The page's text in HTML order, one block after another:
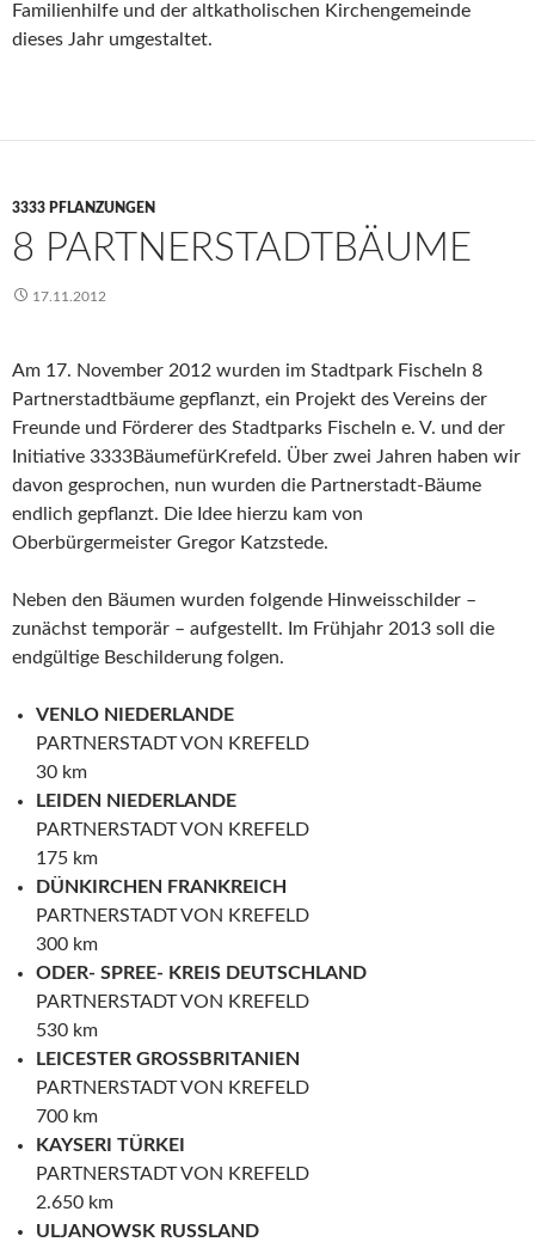
Familienhilfe und der altkatholischen Kirchengemeinde
dieses Jahr umgestaltet.
3333 PFLANZUNGEN
8 PARTNERSTADTBÄUME
17.11.2012
Am 17. November 2012 wurden im Stadtpark Fischeln 8
Partnerstadtbäume gepflanzt, ein Projekt des Vereins der
Freunde und Förderer des Stadtparks Fischeln e. V. und der
Initiative 3333BäumefürKrefeld. Über zwei Jahren haben wir
davon gesprochen, nun wurden die Partnerstadt-Bäume
endlich gepflanzt. Die Idee hierzu kam von
Oberbürgermeister Gregor Katzstede.
Neben den Bäumen wurden folgende Hinweisschilder –
zunächst temporär – aufgestellt. Im Frühjahr 2013 soll die
endgültige Beschilderung folgen.
VENLO NIEDERLANDE
PARTNERSTADT VON KREFELD
30 km
LEIDEN NIEDERLANDE
PARTNERSTADT VON KREFELD
175 km
DÜNKIRCHEN FRANKREICH
PARTNERSTADT VON KREFELD
300 km
ODER- SPREE- KREIS DEUTSCHLAND
PARTNERSTADT VON KREFELD
530 km
LEICESTER GROSSBRITANIEN
PARTNERSTADT VON KREFELD
700 km
KAYSERI TÜRKEI
PARTNERSTADT VON KREFELD
2.650 km
ULJANOWSK RUSSLAND